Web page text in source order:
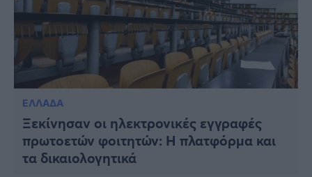
Viral
ΕΛΛΑΔΑ
Ξεκίνησαν οι ηλεκτρονικές εγγραφές
πρωτοετών φοιτητών: Η πλατφόρμα και
τα δικαιολογητικά